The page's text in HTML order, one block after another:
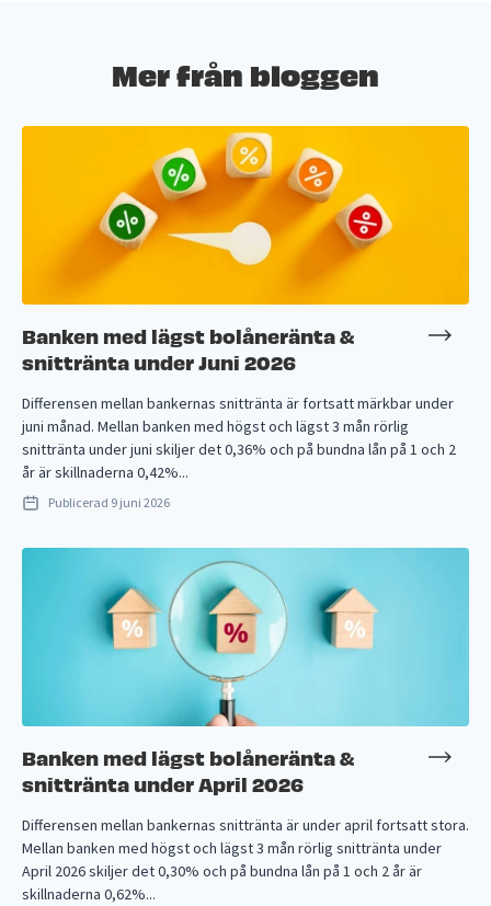
Mer från bloggen
Banken med lägst bolåneränta &
snittränta under Juni 2026
Differensen mellan bankernas snittränta är fortsatt märkbar under
juni månad. Mellan banken med högst och lägst 3 mån rörlig
snittränta under juni skiljer det 0,36% och på bundna lån på 1 och 2
år är skillnaderna 0,42%...
Publicerad 9 juni 2026
Banken med lägst bolåneränta &
snittränta under April 2026
Differensen mellan bankernas snittränta är under april fortsatt stora.
Mellan banken med högst och lägst 3 mån rörlig snittränta under
April 2026 skiljer det 0,30% och på bundna lån på 1 och 2 år är
skillnaderna 0,62%...